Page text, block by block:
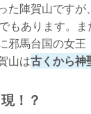
た陣賀山です
もあります。
邪馬台国の女
山は古くから神
！？